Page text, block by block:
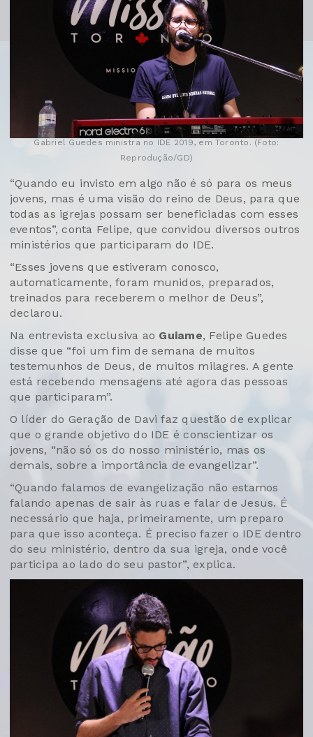
Gabriel Guedes ministra no IDE 2019, em Toronto. (Foto:
Reprodução/GD)
“Quando eu invisto em algo não é só para os meus
jovens, mas é uma visão do reino de Deus, para que
todas as igrejas possam ser beneficiadas com esses
eventos”, conta Felipe, que convidou diversos outros
ministérios que participaram do IDE.
“Esses jovens que estiveram conosco,
automaticamente, foram munidos, preparados,
treinados para receberem o melhor de Deus”,
declarou.
Na entrevista exclusiva ao Guiame, Felipe Guedes
disse que “foi um fim de semana de muitos
testemunhos de Deus, de muitos milagres. A gente
está recebendo mensagens até agora das pessoas
que participaram”.
O líder do Geração de Davi faz questão de explicar
que o grande objetivo do IDE é conscientizar os
jovens, “não só os do nosso ministério, mas os
demais, sobre a importância de evangelizar”.
“Quando falamos de evangelização não estamos
falando apenas de sair às ruas e falar de Jesus. É
necessário que haja, primeiramente, um preparo
para que isso aconteça. É preciso fazer o IDE dentro
do seu ministério, dentro da sua igreja, onde você
participa ao lado do seu pastor”, explica.